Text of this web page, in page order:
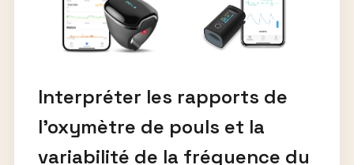
Interpréter les rapports de
l’oxymètre de pouls et la
variabilité de la fréquence du